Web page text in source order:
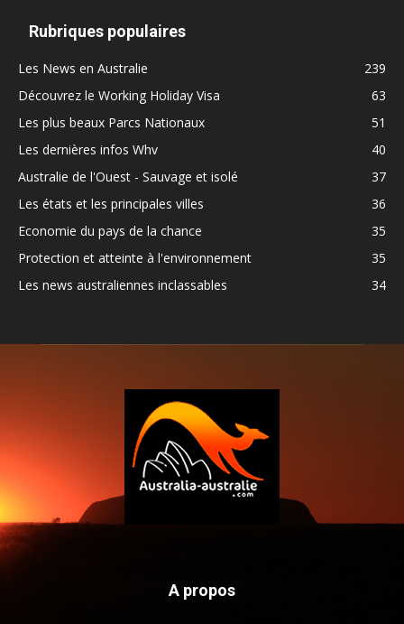
Rubriques populaires
Les News en Australie
239
Découvrez le Working Holiday Visa
63
Les plus beaux Parcs Nationaux
51
Les dernières infos Whv
40
Australie de l'Ouest - Sauvage et isolé
37
Les états et les principales villes
36
Economie du pays de la chance
35
Protection et atteinte à l'environnement
35
Les news australiennes inclassables
34
A propos